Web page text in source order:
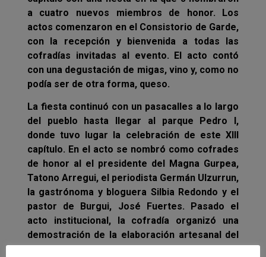
a cuatro nuevos miembros de honor. Los
actos comenzaron en el Consistorio de Garde,
con la recepción y bienvenida a todas las
cofradías invitadas al evento. El acto contó
con una degustación de migas, vino y, como no
podía ser de otra forma, queso.
La fiesta continuó con un pasacalles a lo largo
del pueblo hasta llegar al parque Pedro I,
donde tuvo lugar la celebración de este XIII
capítulo. En el acto se nombró como cofrades
de honor al el presidente del Magna Gurpea,
Tatono Arregui, el periodista Germán Ulzurrun,
la gastrónoma y bloguera Silbia Redondo y el
pastor de Burgui, José Fuertes. Pasado el
acto institucional, la cofradía organizó una
demostración de la elaboración artesanal del
queso de Roncal, en la que ha servido a los